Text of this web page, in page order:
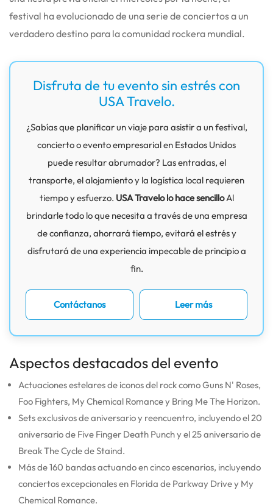
festival ha evolucionado de una serie de conciertos a un
verdadero destino para la comunidad rockera mundial.
Disfruta de tu evento sin estrés con
USA Travelo.
¿Sabías que planificar un viaje para asistir a un festival,
concierto o evento empresarial en Estados Unidos
puede resultar abrumador? Las entradas, el
transporte, el alojamiento y la logística local requieren
tiempo y esfuerzo. USA Travelo lo hace sencilloAl
brindarle todo lo que necesita a través de una empresa
de confianza, ahorrará tiempo, evitará el estrés y
disfrutará de una experiencia impecable de principio a
fin.
Contáctanos Leer más
Aspectos destacados del evento
Actuaciones estelares de iconos del rock como Guns N' Roses,
Foo Fighters, My Chemical Romance y Bring Me The Horizon.
Sets exclusivos de aniversario y reencuentro, incluyendo el 20
aniversario de Five Finger Death Punch y el 25 aniversario de
Break The Cycle de Staind.
Más de 160 bandas actuando en cinco escenarios, incluyendo
conciertos excepcionales en Florida de Parkway Drive y My
Chemical Romance.